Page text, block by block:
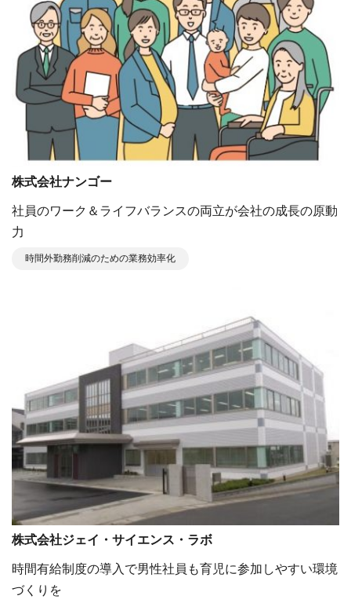
株式会社ナンゴー
社員のワーク＆ライフバランスの両⽴が会社の成⻑の原動
⼒
時間外勤務削減のための業務効率化
株式会社ジェイ・サイエンス・ラボ
時間有給制度の導入で男性社員も育児に参加しやすい環境
づくりを